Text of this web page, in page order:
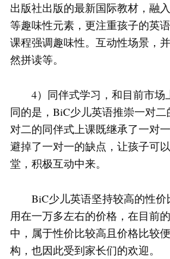
出版社出版的最新国际教材，融
等趣味性元素，更注重孩子的英
课程强调趣味性。互动性场景，
然拼读等。
4）同伴式学习，和目前市场
同的是，BiC少儿英语推崇一对
对二的同伴式上课既继承了一对
避掉了一对一的缺点，让孩子可
堂，积极互动中来。
BiC少儿英语坚持较高的性价
用在一万多左右的价格，在目前
中，属于性价比较高且价格比较
构，也因此受到家长们的欢迎。